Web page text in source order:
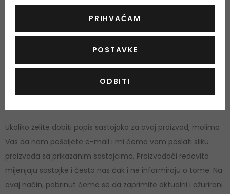
Parfemski proizvodi namijenjeni su odraslima. Sadrže alkohol,
zapaljivi su i, ako se pogrešno koriste, također su opasni.
Upozorenje: Zapaljivo! Nemojte koristiti u blizini vatre! Ne
Ukoliko želite dobiti popis sastojaka za ovaj proizvod, molimo
Vas da nam pošaljete e-mail i mi ćemo vam poslati sliku
proizvoda sa prikazanim sastojcima. Proizvođači redovito
mijenjaju sastojke i često nas čak i ne informiraju o tome. Na
ovaj način, pobrinut ćemo se da zaprimite aktualni i ažurirani
PRIHVAĆAM
POSTAVKE
ODBITI